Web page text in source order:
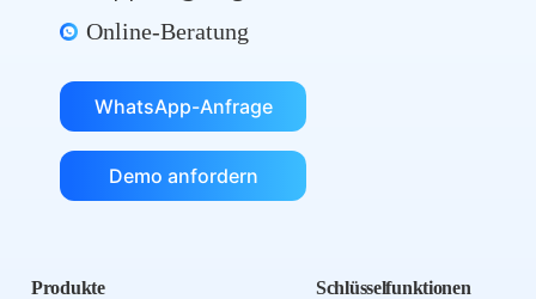
Online-Beratung
WhatsApp-Anfrage
Demo anfordern
Produkte Schlüsselfunktionen